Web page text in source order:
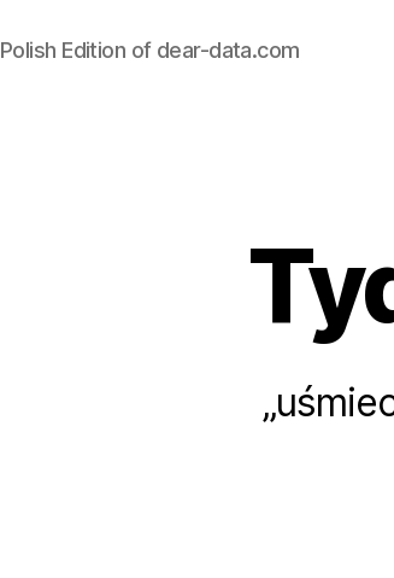
Polish Edition of dear-data.com